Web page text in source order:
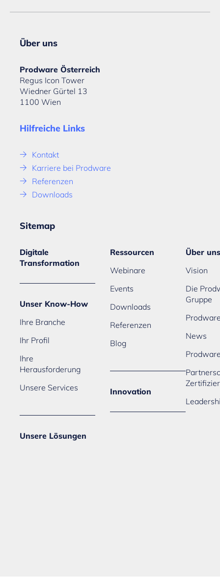
Über uns
Prodware Österreich
Regus Icon Tower
Wiedner Gürtel 13
1100 Wien
Hilfreiche Links
Kontakt
Karriere bei Prodware
Referenzen
Downloads
Sitemap
Digitale
Transformation
Unser Know-How
Ihre Branche
Ihr Profil
Ihre
Herausforderung
Unsere Services
Unsere Lösungen
Ressourcen
Webinare
Events
Downloads
Referenzen
Blog
Innovation
Über uns
Vision
Die
Gruppe
News